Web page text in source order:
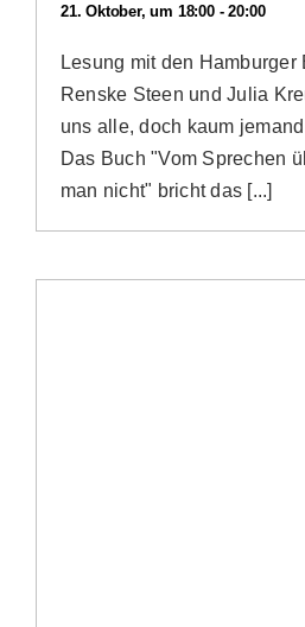
21. Oktober, um 18:00-20:00
Lesung mit den Hamburger
Renske Steen und Julia
uns alle, doch kaum
Das Buch "Vom Sprechen
man nicht" bricht das [...]